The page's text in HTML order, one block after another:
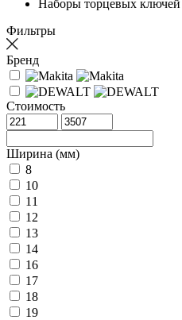
Наборы торцевых ключей
Фильтры
Бренд
Стоимость
Ширина (мм)
8
10
11
12
13
14
16
17
18
19